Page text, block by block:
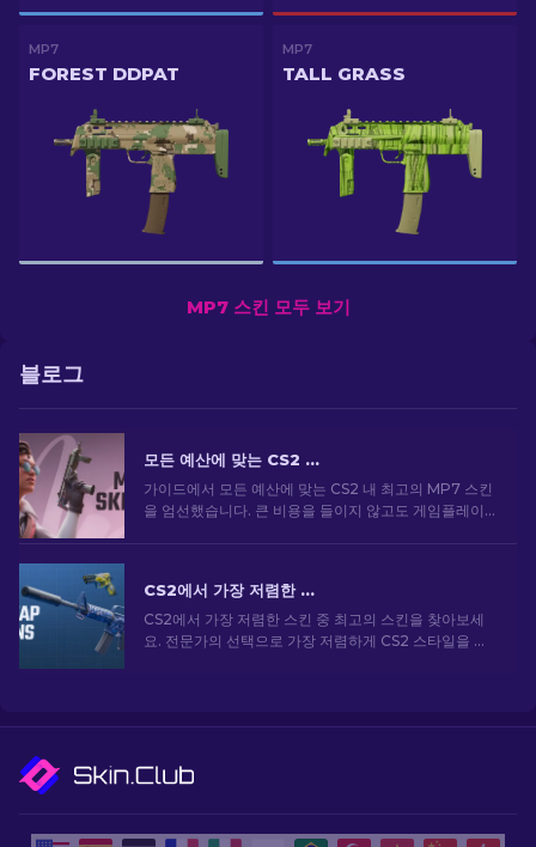
MP7
FOREST DDPAT
MP7
TALL GRASS
MP7 스킨 모두 보기
블로그
모든 예산에 맞는 CS2 최고의 MP7 스킨 [2026]
가이드에서 모든 예산에 맞는 CS2 내 최고의 MP7 스킨
을 엄선했습니다. 큰 비용을 들이지 않고도 게임플레이
CS2에서 가장 저렴한 스킨 [2026]
CS2에서 가장 저렴한 스킨 중 최고의 스킨을 찾아보세
요. 전문가의 선택으로 가장 저렴하게 CS2 스타일을 업